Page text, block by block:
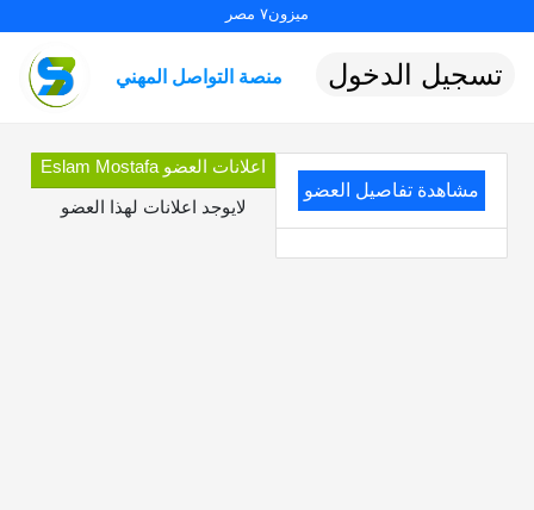
ميزون٧ مصر
منصة التواصل المهني تسجيل الدخول
مشاهدة تفاصيل العضو
اعلانات العضو Eslam Mostafa
لايوجد اعلانات لهذا العضو